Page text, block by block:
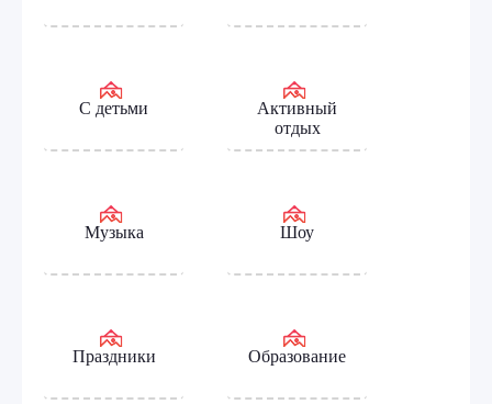
С детьми
Активный
отдых
Музыка Шоу
Праздники Образование